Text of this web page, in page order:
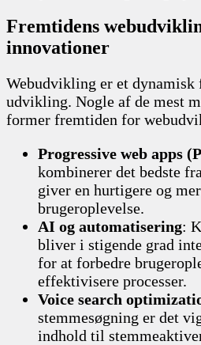
Fremtidens
innovationer
Webudvikling er et dynamisk
udvikling. Nogle af de mest
former fremtiden for
Progressive web apps
kombinerer det bedste
giver en hurtigere og
brugeroplevelse.
AI og automatisering:
bliver i stigende grad
for at forbedre
effektivisere processer.
Voice search
stemmesøgning er det
indhold til